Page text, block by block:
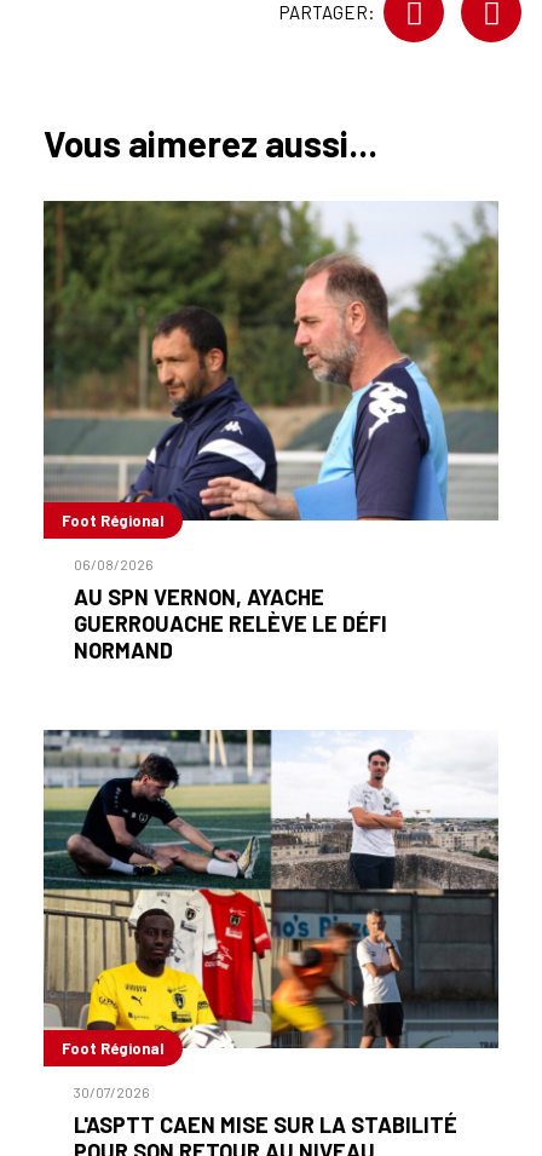
PARTAGER:
Vous aimerez aussi...
Foot Régional
06/08/2026
AU SPN VERNON, AYACHE
GUERROUACHE RELÈVE LE DÉFI
NORMAND
Foot Régional
30/07/2026
L'ASPTT CAEN MISE SUR LA STABILITÉ